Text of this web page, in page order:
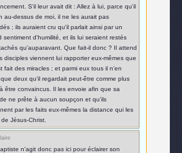
S'il leur avait dit : Allez à lui, parce qu'il
au-dessus de moi, il ne les aurait pas
; ils auraient cru qu'il parlait ainsi par un
sentiment d'humilité, et ils lui seraient restés
qu'auparavant. Que fait-il donc ? Il attend
disciples viennent lui rapporter eux-mêmes que
fait des miracles ; et parmi eux tous il n'en
deux qu'il regardait peut-être comme plus
être convaincus. Il les envoie afin que sa
ne prête à aucun soupçon et qu'ils
par les faits eux-mêmes la distance qui les
Jésus-Christ.
n'agit donc pas ici pour éclairer son